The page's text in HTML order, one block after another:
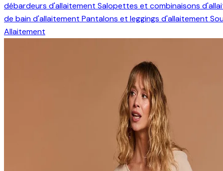
débardeurs d'allaitement Salopettes et combinaisons
de bain d'allaitement Pantalons et leggings d'allaitement
Allaitement